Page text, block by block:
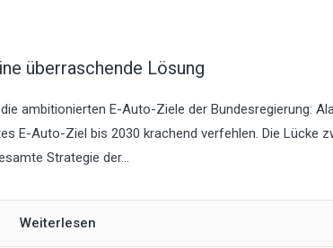
überraschende Lösung
ambitionierten E-Auto-Ziele der Bundesregierung:
E-Auto-Ziel bis 2030 krachend verfehlen. Die Lücke
Strategie der...
Weiterlesen